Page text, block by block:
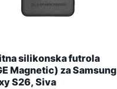
silikonska futrola
Magnetic) za Samsung
S26, Siva